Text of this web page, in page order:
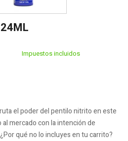
Impuestos incluidos
el poder del pentilo nitrito en este
mercado con la intención de
qué no lo incluyes en tu carrito?